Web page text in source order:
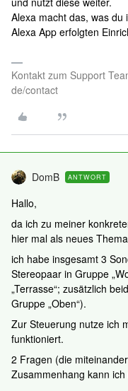
Alexa macht das, was
Alexa App erfolgten
Kontakt zum Support
de/contact
DomB ANTWORT
Hallo,
da ich zu meiner
hier mal als neues
ich habe insgesamt 3
Stereopaar in Gruppe
„Terrasse“; zusätzlich
Gruppe „Oben“).
Zur Steuerung nutze ich
funktioniert.
2 Fragen (die
Zusammenhang kann